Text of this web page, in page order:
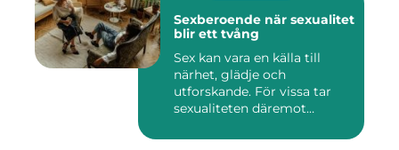
Sexberoende när sexualitet
blir ett tvång
Sex kan vara en källa till
närhet, glädje och
utforskande. För vissa tar
sexualiteten däremot